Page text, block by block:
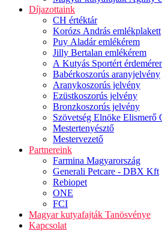
Díjazottaink
CH értéktár
Korózs András emlékplakett
Puy Aladár emlékérem
Jilly Bertalan emlékérem
A Kutyás Sportért
Babérkoszorús aranyjelvény
Aranykoszorús jelvény
Ezüstkoszorús jelvény
Bronzkoszorús jelvény
Szövetség Elnöke Elismerő
Mestertenyésztő
Mestervezető
Partnereink
Farmina Magyarország
Generali Petcare - DBX Kft
Rebiopet
ONE
FCI
Magyar kutyafajták Tanösvénye
Kapcsolat